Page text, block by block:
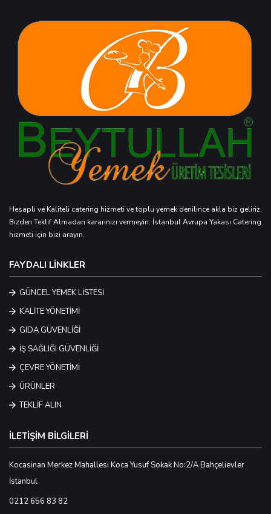
Hesaplı ve Kaliteli catering hizmeti ve toplu yemek denilince akla biz geliriz.
Bizden Teklif Almadan kararınızı vermeyin. İstanbul Avrupa Yakası Catering
hizmeti için bizi arayın.
FAYDALI LİNKLER
GÜNCEL YEMEK LİSTESİ
KALİTE YÖNETİMİ
GIDA GÜVENLİĞİ
İŞ SAĞLIĞI GÜVENLİĞİ
ÇEVRE YÖNETİMİ
ÜRÜNLER
TEKLİF ALIN
İLETİŞİM BİLGİLERİ
Kocasinan Merkez Mahallesi Koca Yusuf Sokak No:2/A Bahçelievler
İstanbul
0212 656 83 82